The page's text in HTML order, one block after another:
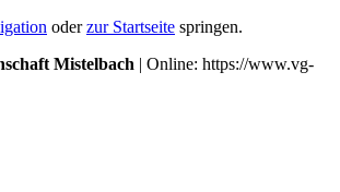
oderzur Startseite springen.
Mistelbach | Online: https://www.vg-